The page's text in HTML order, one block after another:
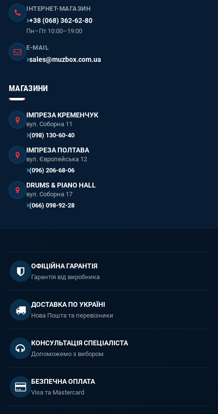
ІНТЕРНЕТ-МАГАЗИН
+38 (068) 362-62-80
Пн–Пт 10:00–19:00
E-MAIL
sales@muzbox.com.ua
МАГАЗИНИ
ІМПРЕЗА КРЕМЕНЧУК
вул. Соборна 11
(098) 130-60-40
ІМПРЕЗА ПОЛТАВА
вул. Європейська 12
(096) 206-68-06
DRUMS & PIANO HALL
вул. Соборна 17
(066) 098-92-28
ОФІЦІЙНА ГАРАНТІЯ
Гарантія від виробника
ДОСТАВКА ПО УКРАЇНІ
Нова Пошта та перевізники
КОНСУЛЬТАЦІЯ СПЕЦІАЛІСТА
Допоможемо з вибором
БЕЗПЕЧНА ОПЛАТА
Visa та Mastercard